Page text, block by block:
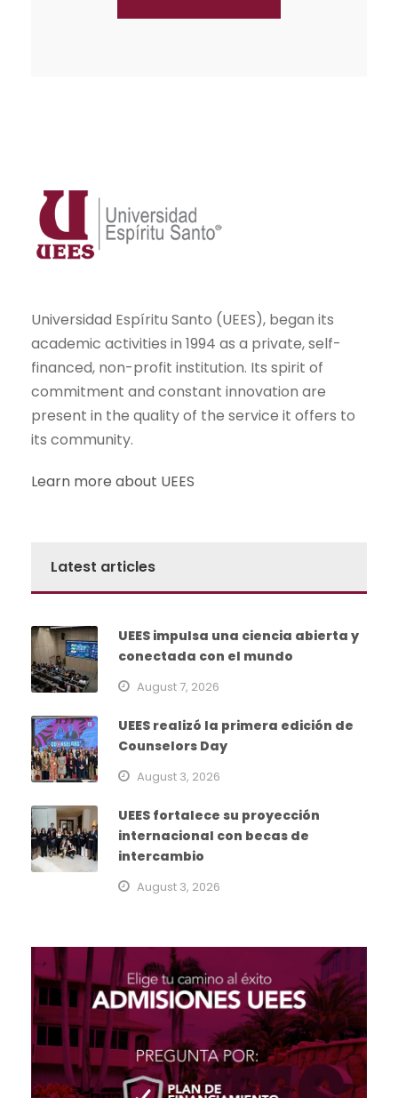
Universidad Espíritu Santo (UEES), began its
academic activities in 1994 as a private, self-
financed, non-profit institution. Its spirit of
commitment and constant innovation are
present in the quality of the service it offers to
its community.
Learn more about UEES
Latest articles
UEES impulsa una ciencia abierta y
conectada con el mundo
August 7, 2026
UEES realizó la primera edición de
Counselors Day
August 3, 2026
UEES fortalece su proyección
internacional con becas de
intercambio
August 3, 2026